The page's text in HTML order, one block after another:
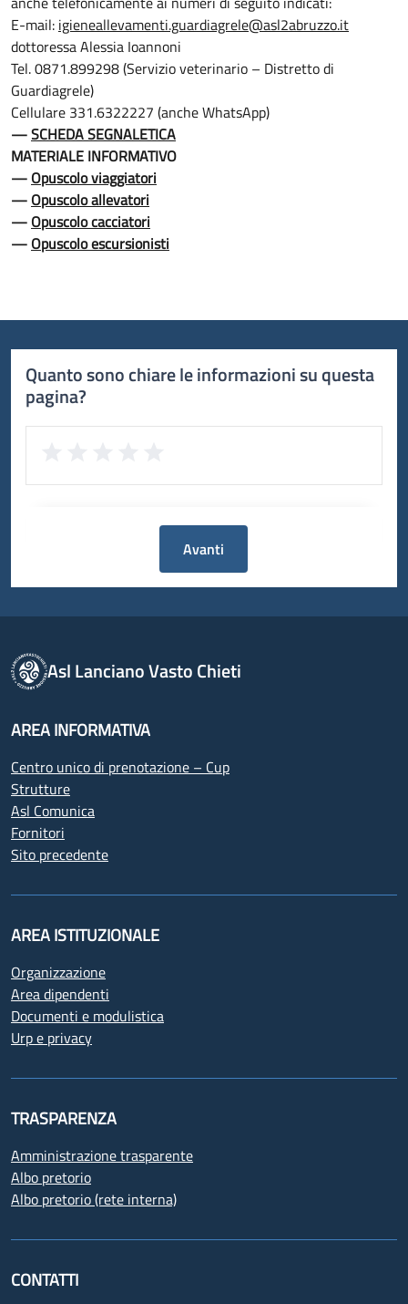
E-mail: igieneallevamenti.guardiagrele@asl2abruzzo.it
dottoressa Alessia Ioannoni
Tel. 0871.899298 (Servizio veterinario – Distretto di
Guardiagrele)
Cellulare 331.6322227 (anche WhatsApp)
—SCHEDA SEGNALETICA
MATERIALE INFORMATIVO
— Opuscolo viaggiatori
— Opuscolo allevatori
— Opuscolo cacciatori
— Opuscolo escursionisti
Quanto sono chiare le informazioni su questa
pagina?
Avanti
Asl Lanciano Vasto Chieti
AREA INFORMATIVA
Centro unico di prenotazione – Cup
Strutture
Asl Comunica
Fornitori
Sito precedente
AREA ISTITUZIONALE
Organizzazione
Area dipendenti
Documenti e modulistica
Urp e privacy
TRASPARENZA
Amministrazione trasparente
Albo pretorio
Albo pretorio (rete interna)
CONTATTI